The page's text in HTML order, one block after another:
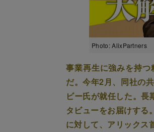
Photo: AlixPartners
事業再生に強みを持
だ。今年2月、同社の
ビー氏が就任した。長
タビューをお届けする
に対して、アリックス